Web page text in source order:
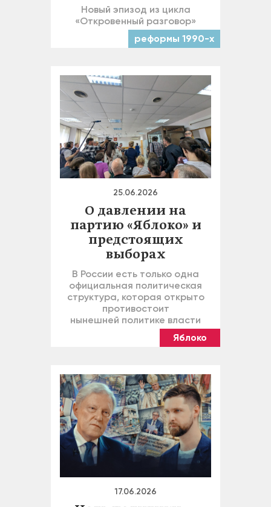
Новый эпизод из цикла
«Откровенный разговор»
реформы 1990-х
25.06.2026
О давлении на
партию «Яблоко» и
предстоящих
выборах
В России есть только одна
официальная политическая
структура, которая открыто
противостоит
нынешней политике власти
Яблоко
17.06.2026